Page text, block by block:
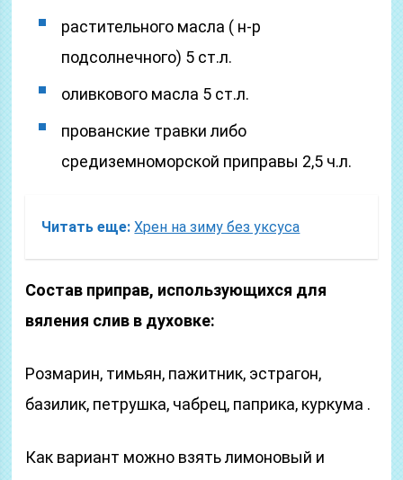
растительного масла ( н-р
подсолнечного) 5 ст.л.
оливкового масла 5 ст.л.
прованские травки либо
средиземноморской приправы 2,5 ч.л.
Читать еще: Хрен на зиму без уксуса
Состав приправ, использующихся для
вяления слив в духовке:
Розмарин, тимьян, пажитник, эстрагон,
базилик, петрушка, чабрец, паприка, куркума .
Как вариант можно взять лимоновый и